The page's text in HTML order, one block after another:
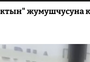
жумушчусуна